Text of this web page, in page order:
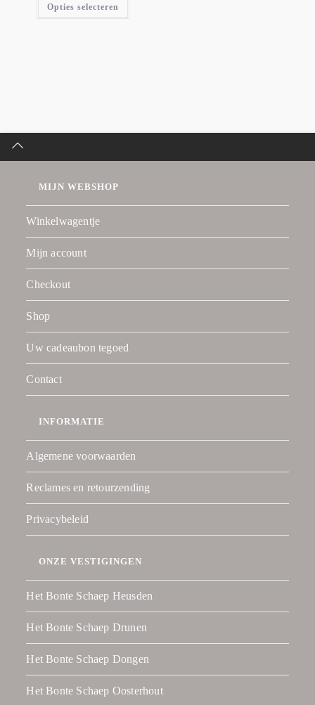
Opties selecteren
MIJN WEBSHOP
Winkelwagentje
Mijn account
Checkout
Shop
Uw cadeaubon tegoed
Contact
INFORMATIE
Algemene voorwaarden
Reclames en retourzending
Privacybeleid
ONZE VESTIGINGEN
Het Bonte Schaep Heusden
Het Bonte Schaep Drunen
Het Bonte Schaep Dongen
Het Bonte Schaep Oosterhout